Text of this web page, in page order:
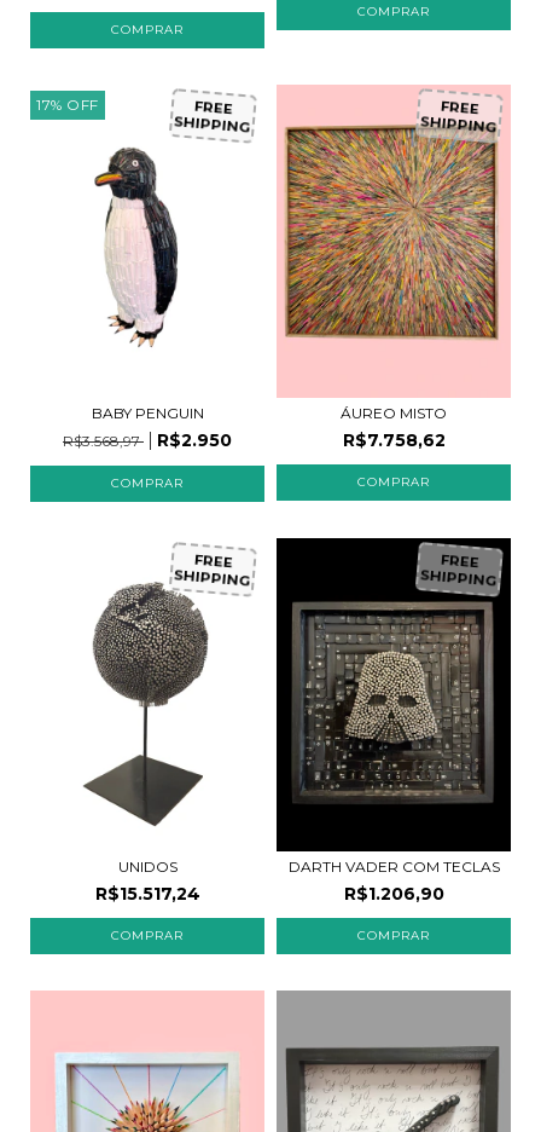
17% OFF FREE
SHIPPING
BABY PENGUIN
R$3.568,97
R$2.950
FREE
SHIPPING
ÁUREO MISTO
R$7.758,62
FREE
SHIPPING
UNIDOS
R$15.517,24
FREE
SHIPPING
DARTH VADER COM TECLAS
R$1.206,90